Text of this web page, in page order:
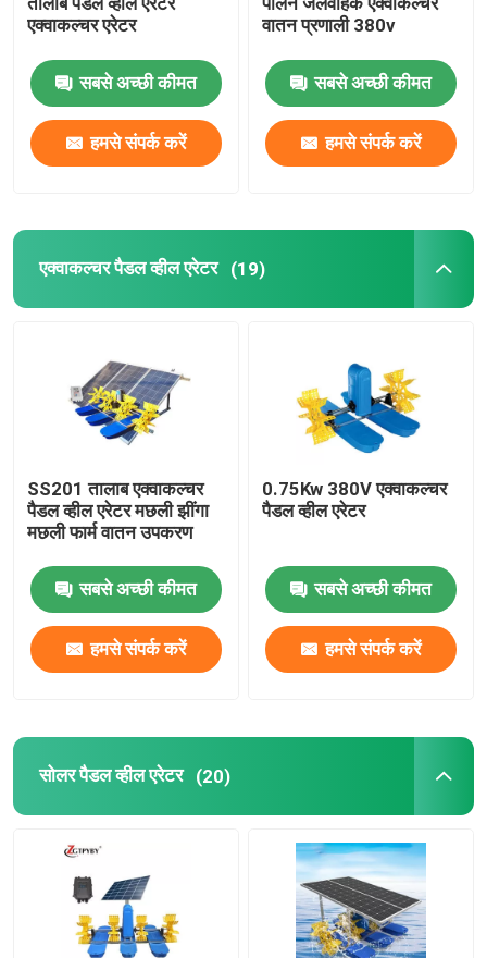
मछली तालाब ऑक्सीजनेटर
एक्वाकल्चर एरेटर
सबसे अच्छी कीमत
हमसे संपर्क करें
वातन प्रणाली 380v
सबसे अच्छी कीमत
हमसे संपर्क करें
एक्वाकल्चर पैडल व्हील एरेटर (19)
SS201 तालाब एक्वाकल्चर
पैडल व्हील एरेटर मछली झींगा
मछली फार्म वातन उपकरण
सबसे अच्छी कीमत
हमसे संपर्क करें
0.75Kw 380V एक्वाकल्चर
पैडल व्हील एरेटर
सबसे अच्छी कीमत
हमसे संपर्क करें
सोलर पैडल व्हील एरेटर (20)